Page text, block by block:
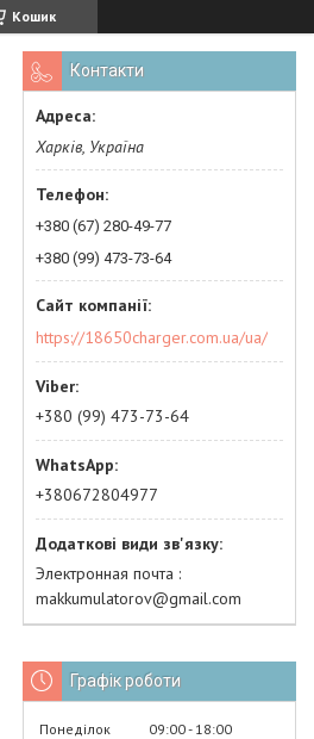
Кошик
Контакти
Харків, Україна
+380 (67) 280-49-77
+380 (99) 473-73-64
https://18650charger.com.ua/ua/
+380 (99) 473-73-64
+380672804977
Электронная почта
makkumulatorov@gmail.com
Графік роботи
Понеділок 09:00 18:00